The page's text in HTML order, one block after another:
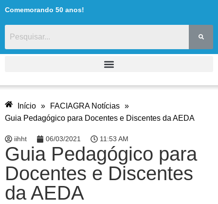
Comemorando 50 anos!
Início » FACIAGRA Notícias »
Guia Pedagógico para Docentes e Discentes da AEDA
iihht 06/03/2021 11:53 AM
Guia Pedagógico para
Docentes e Discentes
da AEDA